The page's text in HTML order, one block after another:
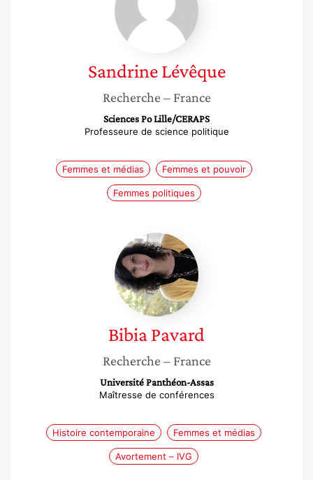
Sandrine Lévêque
Recherche – France
Sciences Po Lille/CERAPS
Professeure de science politique
Femmes et médias Femmes et pouvoir
Femmes politiques
Bibia
Pavard
BibiaPavard
Recherche – France
Université Panthéon-Assas
Maîtresse de conférences
Histoire contemporaine Femmes et médias
Avortement – IVG